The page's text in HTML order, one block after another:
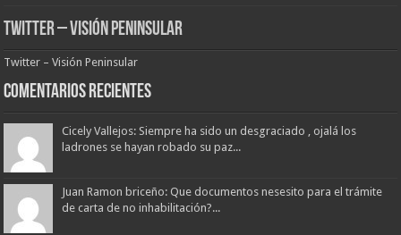
Twitter – Visión Peninsular
Twitter – Visión Peninsular
Comentarios Recientes
Cicely Vallejos: Siempre ha sido un desgraciado , ojalá los
ladrones se hayan robado su paz...
Juan Ramon briceño: Que documentos nesesito para el trámite
de carta de no inhabilitación?...